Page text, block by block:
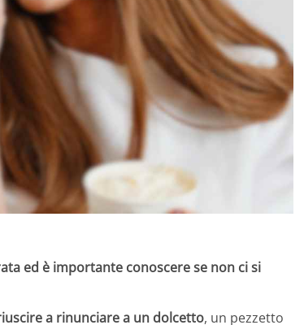
ed è importante conoscere se non ci si
a rinunciare a un dolcetto, un pezzetto